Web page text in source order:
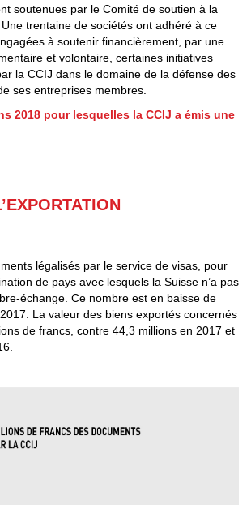
soutenues par le Comité de soutien à la
trentaine de sociétés ont adhéré à ce
à soutenir financièrement, par une
et volontaire, certaines initiatives
la CCIJ dans le domaine de la défense des
ses entreprises membres.
2018 pour lesquelles la CCIJ a émis une
légalisés par le service de visas, pour
de pays avec lesquels la Suisse n’a pas
échange. Ce nombre est en baisse de
La valeur des biens exportés concernés
de francs, contre 44,3 millions en 2017 et